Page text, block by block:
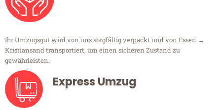
Ihr Umzugsgut wird von uns sorgfältig verpackt und von Essen →
Kristiansand transportiert, um einen sicheren Zustand zu
gewährleisten.
Express Umzug